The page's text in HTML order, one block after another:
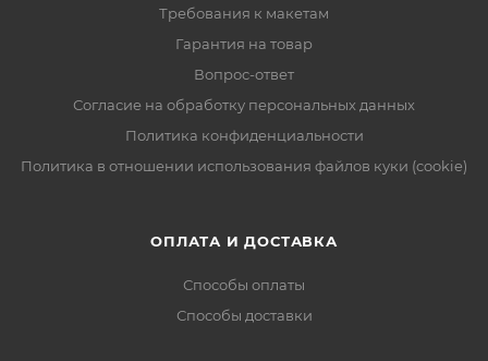
Требования к макетам
Гарантия на товар
Вопрос-ответ
Согласие на обработку персональных данных
Политика конфиденциальности
Политика в отношении использования файлов куки (cookie)
ОПЛАТА И ДОСТАВКА
Способы оплаты
Способы доставки